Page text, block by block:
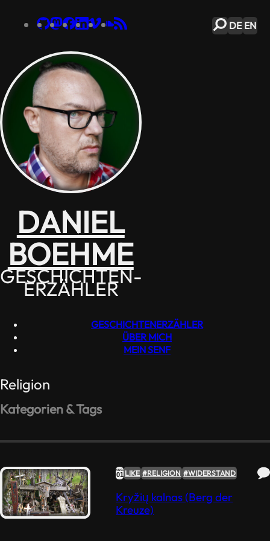
DANIEL
BOEHME
GESCHICHTEN­
ERZÄHLER
GESCHICHTEN­ERZÄHLER
ÜBER MICH
MEIN SENF
Religion
Kategorien & Tags
Like(2)
Lieblings-
Zitate(1)
Nonkonform
Kryžių kalnas (Berg der
Kreuze)
LIKE #RELIGION #WIDERSTAND
AUG.
01
DE EN